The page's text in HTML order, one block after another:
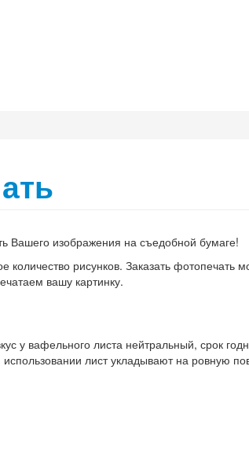
Вашего изображения на съедобной бумаге!
рисунков. Заказать фотопечать
вашу картинку.
у вафельного листа нейтральный, срок
лист укладывают на ровную